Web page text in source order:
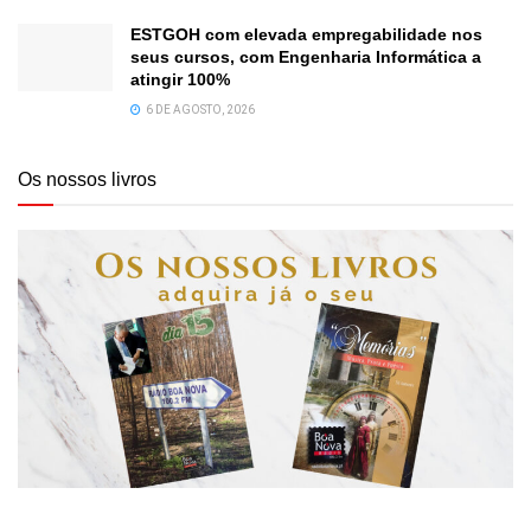
ESTGOH com elevada empregabilidade nos
seus cursos, com Engenharia Informática a
atingir 100%
6 DE AGOSTO, 2026
Os nossos livros